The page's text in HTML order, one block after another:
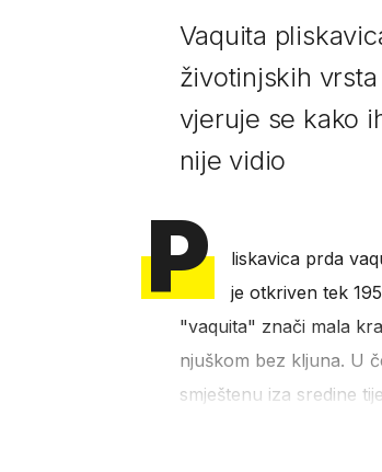
Vaquita
životinjskih
vjeruje se kako
nije vidio
P
liskavica prda
je otkriven tek
"vaquita" znači mala
njuškom bez kljuna. U
smještenu iza sredine